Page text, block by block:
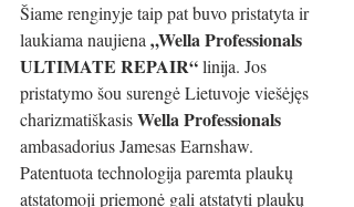
Šiame renginyje taip pat buvo pristatyta ir
laukiama naujiena „Wella Professionals
ULTIMATE REPAIR“ linija. Jos
pristatymo šou surengė Lietuvoje viešėjęs
charizmatiškasis Wella Professionals
ambasadorius Jamesas Earnshaw.
Patentuota technologija paremta plaukų
atstatomoji priemonė gali atstatyti plaukų